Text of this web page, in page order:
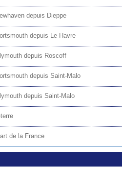
depuis Dieppe
depuis Le Havre
depuis Roscoff
depuis Saint-Malo
depuis Saint-Malo
de la France